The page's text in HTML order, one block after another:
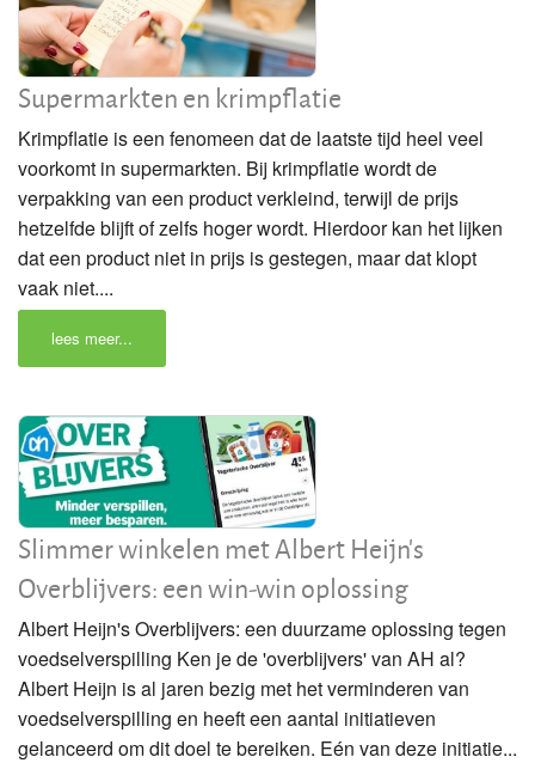
Supermarkten en krimpflatie
Krimpflatie is een fenomeen dat de laatste tijd heel veel
voorkomt in supermarkten. Bij krimpflatie wordt de
verpakking van een product verkleind, terwijl de prijs
hetzelfde blijft of zelfs hoger wordt. Hierdoor kan het lijken
dat een product niet in prijs is gestegen, maar dat klopt
vaak niet....
lees meer...
Slimmer winkelen met Albert Heijn's
Overblijvers: een win-win oplossing
Albert Heijn's Overblijvers: een duurzame oplossing tegen
voedselverspilling Ken je de 'overblijvers' van AH al?
Albert Heijn is al jaren bezig met het verminderen van
voedselverspilling en heeft een aantal initiatieven
gelanceerd om dit doel te bereiken. Eén van deze initiatie...